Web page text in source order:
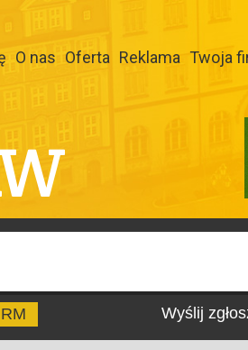
O nas Oferta Reklama Twoja
Wyślij